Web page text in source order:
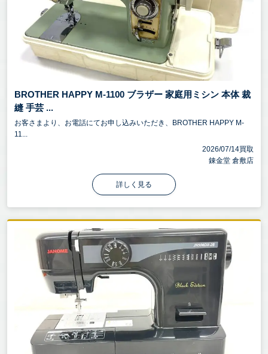
BROTHER HAPPY M-1100 ブラザー 家庭用ミシン 本体 裁
縫 手芸 ...
お客さまより、お電話にてお申し込みいただき、BROTHER HAPPY M-
11...
2026/07/14買取
錬金堂 倉敷店
詳しく見る